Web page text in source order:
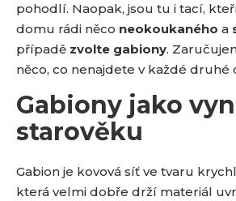
pohodlí. Naopak, jsou tu i tací,
domu rádi něco neokoukaného a
případě zvolte gabiony.
něco, co nenajdete v každé druhé
Gabiony jako
starověku
Gabion je kovová síť ve tvaru
která velmi dobře drží materiál